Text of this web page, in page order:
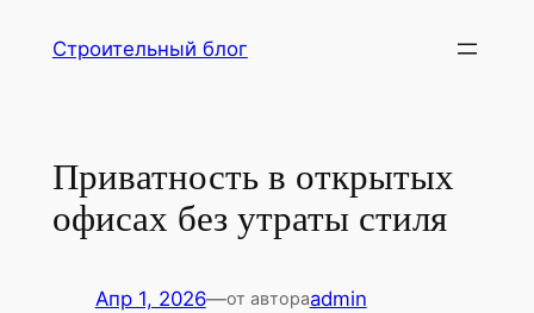
Строительный блог
Приватность в открытых
офисах без утраты стиля
Апр 1, 2026—от автораadmin